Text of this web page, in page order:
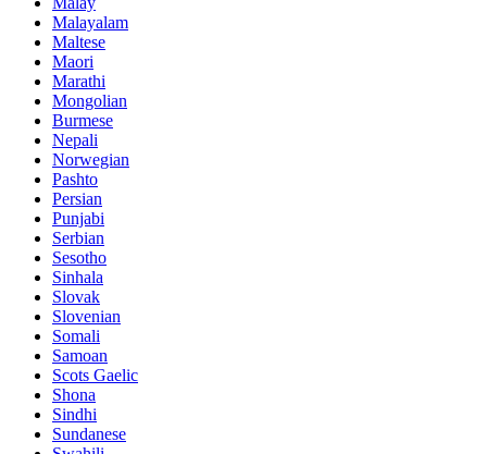
Malayalam
Maltese
Maori
Marathi
Mongolian
Burmese
Nepali
Norwegian
Pashto
Persian
Punjabi
Serbian
Sesotho
Sinhala
Slovak
Slovenian
Somali
Samoan
Scots Gaelic
Shona
Sindhi
Sundanese